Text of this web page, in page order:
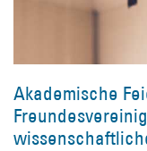
Akademische